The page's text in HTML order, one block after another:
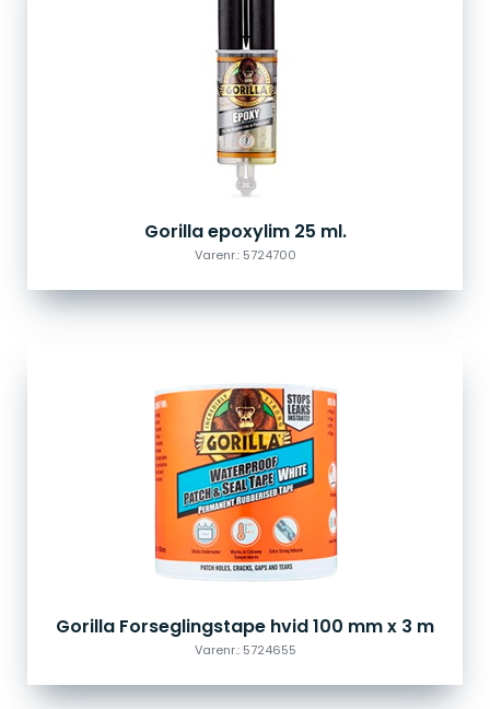
Gorilla epoxylim 25 ml.
Varenr.: 5724700
Gorilla Forseglingstape hvid 100 mm x 3 m
Varenr.: 5724655